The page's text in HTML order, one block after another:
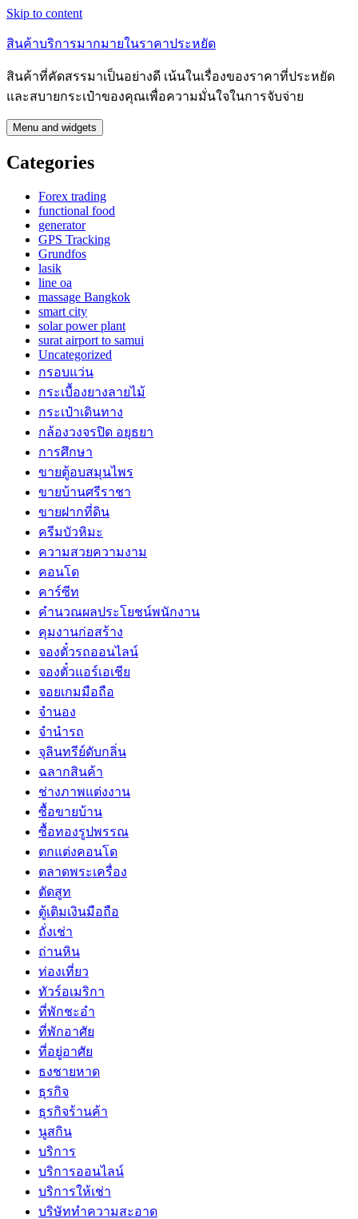
Skip to content
สินค้าบริการมากมายในราคาประหยัด
สินค้าที่คัดสรรมาเป็นอย่างดี เน้นในเรื่องของราคาที่ประหยัด
และสบายกระเป๋าของคุณเพื่อความมั่นใจในการจับจ่าย
Menu and widgets
Categories
Forex trading
functional food
generator
GPS Tracking
Grundfos
lasik
line oa
massage Bangkok
smart city
solar power plant
surat airport to samui
Uncategorized
กรอบแว่น
กระเบื้องยางลายไม้
กระเป๋าเดินทาง
กล้องวงจรปิด อยุธยา
การศึกษา
ขายตู้อบสมุนไพร
ขายบ้านศรีราชา
ขายฝากที่ดิน
ครีมบัวหิมะ
ความสวยความงาม
คอนโด
คาร์ซีท
คำนวณผลประโยชน์พนักงาน
คุมงานก่อสร้าง
จองตั๋วรถออนไลน์
จองตั๋วแอร์เอเชีย
จอยเกมมือถือ
จำนอง
จำนำรถ
จุลินทรีย์ดับกลิ่น
ฉลากสินค้า
ช่างภาพแต่งงาน
ซื้อขายบ้าน
ซื้อทองรูปพรรณ
ตกแต่งคอนโด
ตลาดพระเครื่อง
ตัดสูท
ตู้เติมเงินมือถือ
ถั่งเช่า
ถ่านหิน
ท่องเที่ยว
ทัวร์อเมริกา
ที่พักชะอำ
ที่พักอาศัย
ที่อยู่อาศัย
ธงชายหาด
ธุรกิจ
ธุรกิจร้านค้า
นูสกิน
บริการ
บริการออนไลน์
บริการให้เช่า
บริษัททำความสะอาด